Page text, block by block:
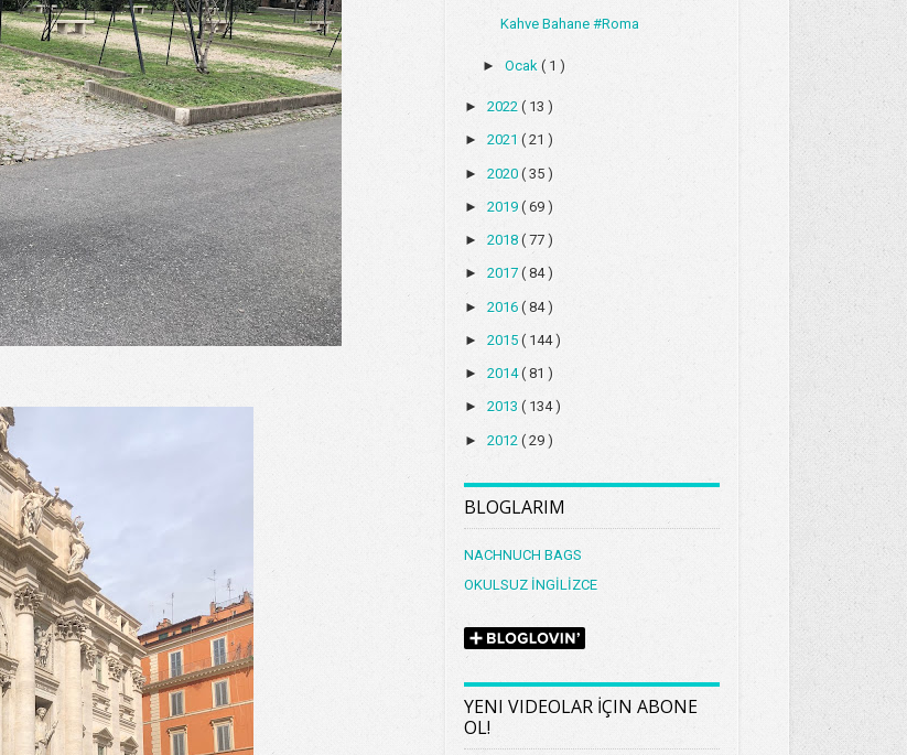
Kahve Bahane #Roma
► Ocak ( 1 )
►2022( 13 )
►2021( 21 )
►2020( 35 )
►2019( 69 )
►2018( 77 )
►2017( 84 )
►2016( 84 )
►2015( 144 )
►2014( 81 )
►2013( 134 )
►2012( 29 )
BLOGLARIM
NACHNUCH BAGS
OKULSUZ İNGİLİZCE
YENI VIDEOLAR İÇIN ABONE
OL!